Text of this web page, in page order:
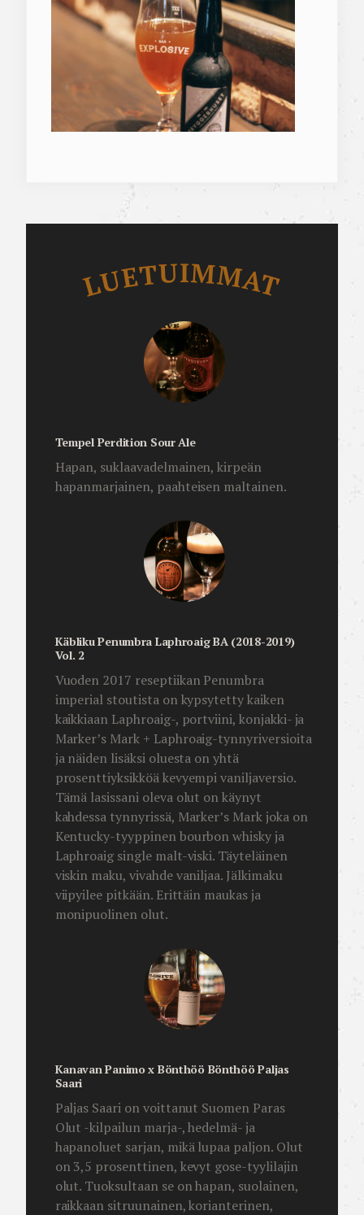
LUETUIMMAT
Tempel Perdition Sour Ale
Hapan, suklaavadelmainen, kirpeän
hapanmarjainen, paahteisen maltainen.
Käbliku Penumbra Laphroaig BA (2018-2019)
Vol. 2
Vuoden 2017 reseptiikan Penumbra
imperial stoutista on kypsytetty kaiken
kaikkiaan Laphroaig-, portviini, konjakki- ja
Marker’s Mark + Laphroaig-tynnyriversioita
ja näiden lisäksi oluesta on yhtä
prosenttiyksikköä kevyempi vaniljaversio.
Tämä lasissani oleva olut on käynyt
kahdessa tynnyrissä, Marker’s Mark joka on
Kentucky-tyyppinen bourbon whisky ja
Laphroaig single malt-viski. Täyteläinen
viskin maku, vivahde vaniljaa. Jälkimaku
viipyilee pitkään. Erittäin maukas ja
monipuolinen olut.
Kanavan Panimo x Bönthöö Bönthöö Paljas
Saari
Paljas Saari on voittanut Suomen Paras
Olut -kilpailun marja-, hedelmä- ja
hapanoluet sarjan, mikä lupaa paljon. Olut
on 3,5 prosenttinen, kevyt gose-tyylilajin
olut. Tuoksultaan se on hapan, suolainen,
raikkaan sitruunainen, korianterinen,